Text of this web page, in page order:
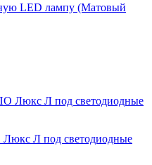
LED лампу (Матовый
Л под светодиодные